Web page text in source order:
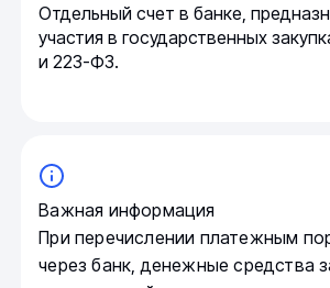
Отдельный счет в банке,
участия в государственных
и 223-ФЗ.
Важная информация
При перечислении платежным
через банк, денежные средства